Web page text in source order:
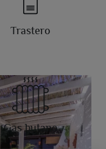
Trastero
Gas butano